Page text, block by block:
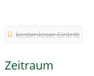
kostenloser Eintritt
Zeitraum